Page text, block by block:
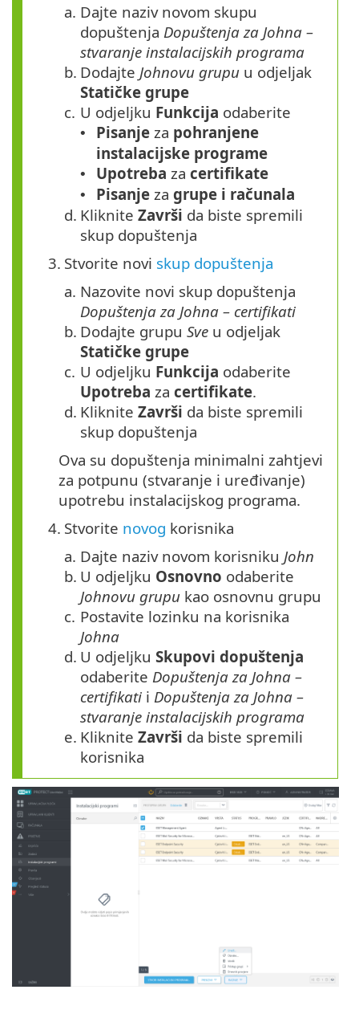
a. Dajte naziv novom skupu
dopuštenja Dopuštenja za Johna –
stvaranje instalacijskih programa
b. Dodajte Johnovu grupu u odjeljak
Statičke grupe
c. U odjeljku Funkcija odaberite
• Pisanje za pohranjene
instalacijske programe
• Upotreba za certifikate
• Pisanje za grupe i računala
d. Kliknite Završi da biste spremili
skup dopuštenja
3. Stvorite novi skup dopuštenja
a. Nazovite novi skup dopuštenja
Dopuštenja za Johna – certifikati
b. Dodajte grupu Sve u odjeljak
Statičke grupe
c. U odjeljku Funkcija odaberite
Upotreba za certifikate.
d. Kliknite Završi da biste spremili
skup dopuštenja
Ova su dopuštenja minimalni zahtjevi
za potpunu (stvaranje i uređivanje)
upotrebu instalacijskog programa.
4. Stvorite novog korisnika
a. Dajte naziv novom korisniku John
b. U odjeljku Osnovno odaberite
Johnovu grupu kao osnovnu grupu
c. Postavite lozinku na korisnika
Johna
d. U odjeljku Skupovi dopuštenja
odaberite Dopuštenja za Johna –
certifikati i Dopuštenja za Johna –
stvaranje instalacijskih programa
e. Kliknite Završi da biste spremili
korisnika